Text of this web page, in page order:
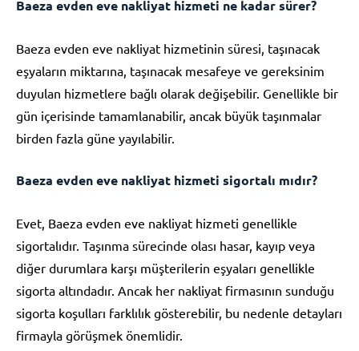
Baeza evden eve nakliyat hizmeti ne kadar sürer?
Baeza evden eve nakliyat hizmetinin süresi, taşınacak
eşyaların miktarına, taşınacak mesafeye ve gereksinim
duyulan hizmetlere bağlı olarak değişebilir. Genellikle bir
gün içerisinde tamamlanabilir, ancak büyük taşınmalar
birden fazla güne yayılabilir.
Baeza evden eve nakliyat hizmeti sigortalı mıdır?
Evet, Baeza evden eve nakliyat hizmeti genellikle
sigortalıdır. Taşınma sürecinde olası hasar, kayıp veya
diğer durumlara karşı müşterilerin eşyaları genellikle
sigorta altındadır. Ancak her nakliyat firmasının sunduğu
sigorta koşulları farklılık gösterebilir, bu nedenle detayları
firmayla görüşmek önemlidir.